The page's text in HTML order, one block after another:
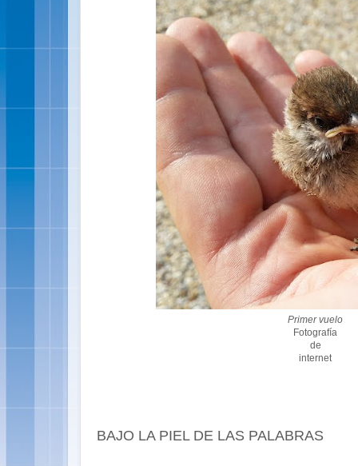
Primer vuelo
Fotografía
de
internet
BAJO LA PIEL DE LAS PALABRAS